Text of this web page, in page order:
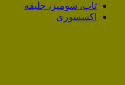
تاپ، شومیز، جلیقه
اکسسوری